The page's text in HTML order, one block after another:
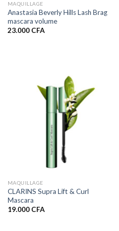
MAQUILLAGE
Anastasia Beverly Hills Lash Brag
mascara volume
23.000 CFA
MAQUILLAGE
CLARINS Supra Lift & Curl
Mascara
19.000 CFA